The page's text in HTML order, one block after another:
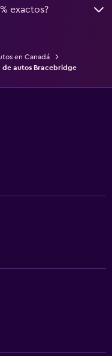
exactos?
en Canadá
de autos Bracebridge